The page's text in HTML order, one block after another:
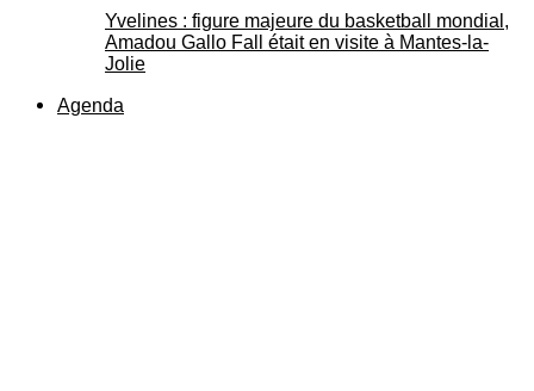
Yvelines : figure majeure du basketball mondial,
Amadou Gallo Fall était en visite à Mantes-la-
Jolie
Agenda